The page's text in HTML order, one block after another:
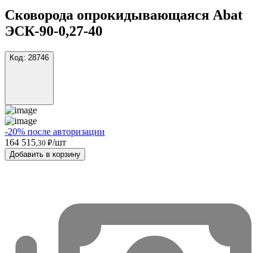
Сковорода опрокидывающаяся Abat
ЭСК-90-0,27-40
Код: 28746
-20% после авторизации
164 515 ,30 ₽/шт
Добавить в корзину